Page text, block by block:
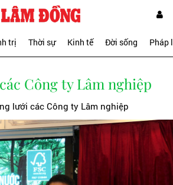
trị Thời sự Kinh tế Đời sống Pháp
Công ty Lâm nghiệp
lưới các Công ty Lâm nghiệp